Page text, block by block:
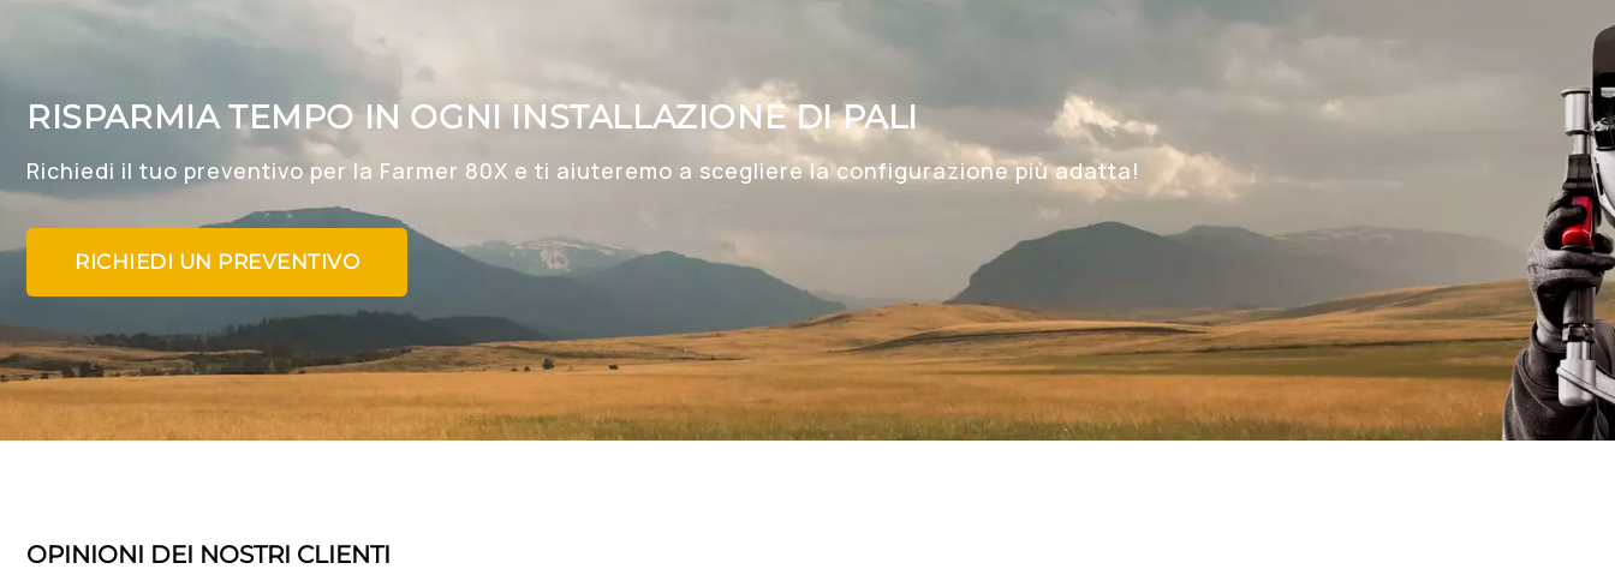
RISPARMIA TEMPO IN OGNI INSTALLAZIONE DI PALI
Richiedi il tuo preventivo per la Farmer 80X e ti aiuteremo a scegliere la configurazione più adatta!
RICHIEDI UN PREVENTIVO
OPINIONI DEI NOSTRI CLIENTI